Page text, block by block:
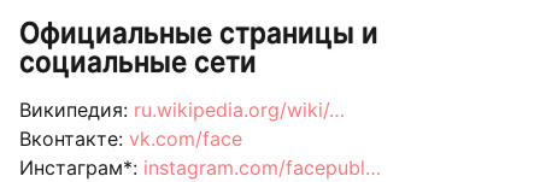
Официальные страницы и
социальные сети
Википедия: ru.wikipedia.org/wiki/…
Вконтакте: vk.com/face
Инстаграм*: instagram.com/facepubl…